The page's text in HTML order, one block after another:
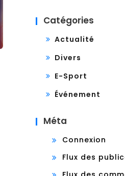
Catégories
Actualité
Divers
E-Sport
Événement
Méta
Connexion
Flux des